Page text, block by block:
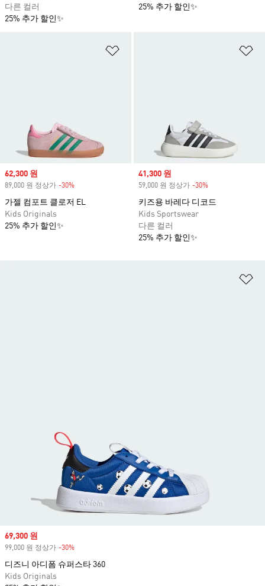
다른 컬러
25% 추가 할인✨
25% 추가 할인✨
Sale price
62,300 원
89,000 원 정상가 -30%
가젤 컴포트 클로저 EL
Kids Originals
25% 추가 할인✨
Sale price
41,300 원
59,000 원 정상가 -30%
키즈용 바레다 디코드
Kids Sportswear
다른 컬러
25% 추가 할인✨
Sale price
69,300 원
99,000 원 정상가 -30%
디즈니 아디폼 슈퍼스타 360
Kids Originals